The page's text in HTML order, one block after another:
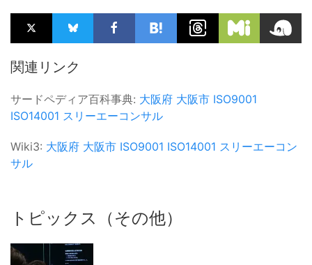
関連リンク
サードペディア百科事典: 大阪府 大阪市 ISO9001
ISO14001 スリーエーコンサル
Wiki3: 大阪府 大阪市 ISO9001 ISO14001 スリーエーコン
サル
トピックス（その他）